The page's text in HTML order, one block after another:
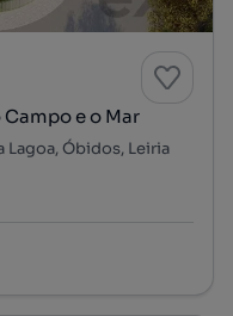
e o Mar
Lagoa, Óbidos, Leiria